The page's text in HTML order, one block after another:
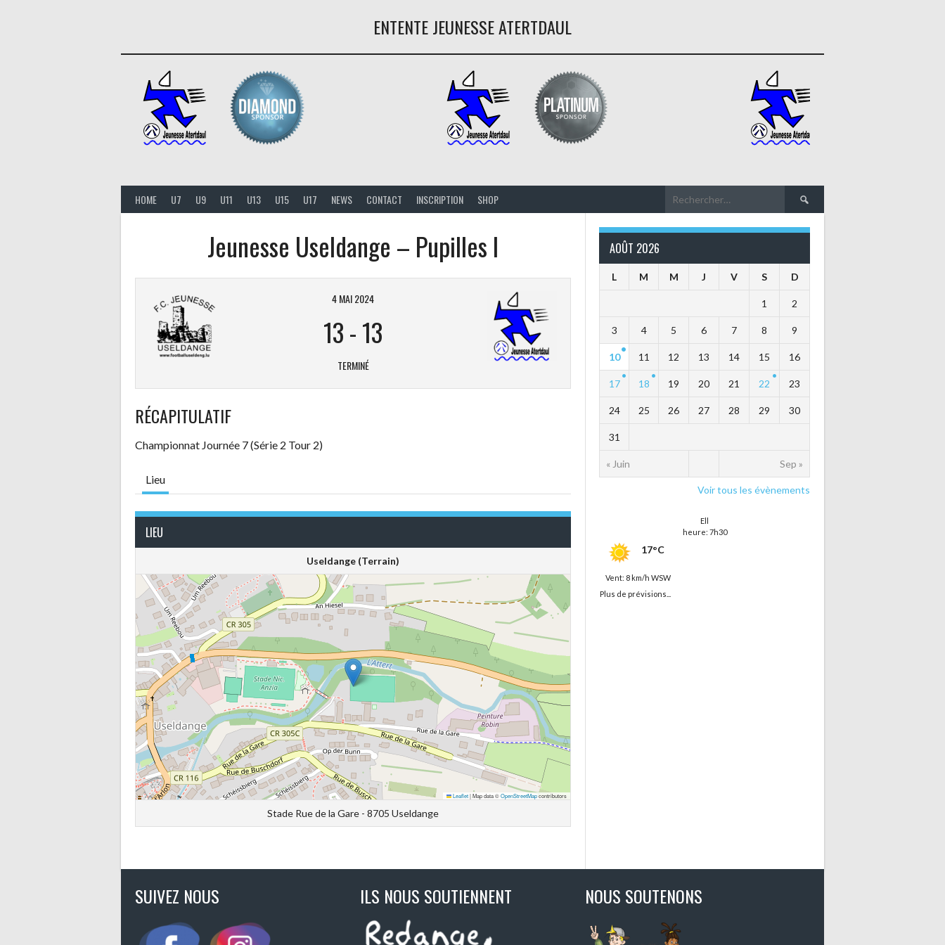
ENTENTE JEUNESSE ATERTDAUL
HOME U7 U9 U11 U13 U15 U17 NEWS CONTACT INSCRIPTION SHOP Rechercher :
Jeunesse Useldange – Pupilles I
4 MAI 2024
13-13
TERMINÉ
RÉCAPITULATIF
Championnat Journée 7 (Série 2 Tour 2)
Lieu
LIEU
Useldange (Terrain)
Leaflet|Map data ©OpenStreetMapcontributors
Stade Rue de la Gare - 8705 Useldange
AOÛT 2026
L M M J V S D
« Juin Sep »
1 2
3 4 5 6 7 8 9
10 11 12 13 14 15 16
17 18 19 20 21 22 23
24 25 26 27 28 29 30
31
Voir tous les évènements
Ell
heure: 7h30
17°C
Vent: 8 km/h WSW
Plus de prévisions...
SUIVEZ NOUS ILS NOUS SOUTIENNENT NOUS SOUTENONS